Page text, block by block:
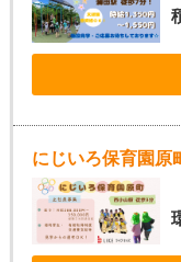
にじいろ保育園原